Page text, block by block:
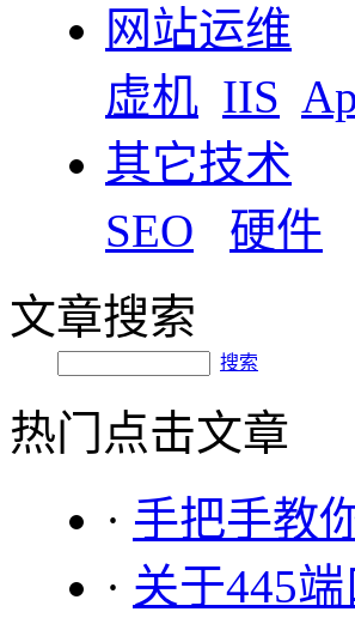
网站运维
虚机 IIS
其它技术
SEO
硬件
文章搜索
搜索
热门点击文章
· 手把手教
· 关于445